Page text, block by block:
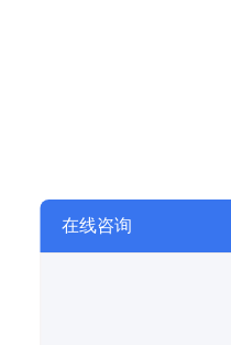
镜片被灰尘覆盖，请擦干净
超调，请打开模块反时针缓
继电器吸合为止。